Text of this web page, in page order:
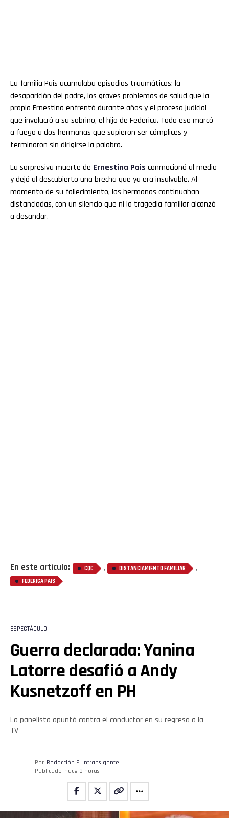
La familia Pais acumulaba episodios traumáticos: la
desaparición del padre, los graves problemas de salud que la
propia Ernestina enfrentó durante años y el proceso judicial
que involucró a su sobrino, el hijo de Federica. Todo eso marcó
a fuego a dos hermanas que supieron ser cómplices y
terminaron sin dirigirse la palabra.
La sorpresiva muerte de Ernestina Pais conmocionó al medio
y dejó al descubierto una brecha que ya era insalvable. Al
momento de su fallecimiento, las hermanas continuaban
distanciadas, con un silencio que ni la tragedia familiar alcanzó
a desandar.
En este artículo: CQC , DISTANCIAMIENTO FAMILIAR ,
FEDERICA PAIS
ESPECTÁCULO
Guerra declarada: Yanina
Latorre desafió a Andy
Kusnetzoff en PH
La panelista apuntó contra el conductor en su regreso a la
TV
Por Redacción El intransigente
Publicado hace 3 horas